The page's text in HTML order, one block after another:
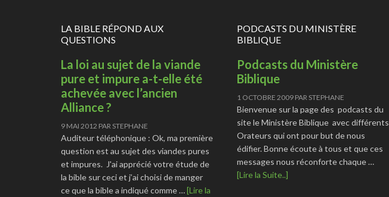
LA BIBLE RÉPOND AUX
QUESTIONS
La loi au sujet de la viande
pure et impure a-t-elle été
achevée avec l’ancien
Alliance ?
9 MAI 2012 PAR STEPHANE
Auditeur téléphonique : Ok, ma première
question est au sujet des viandes pures
et impures. J'ai apprécié votre étude de
la bible sur ceci et j’ai choisi de manger
ce que la bible a indiqué comme …[Lire la
PODCASTS DU MINISTÈRE
BIBLIQUE
Podcasts du Ministère
Biblique
1 OCTOBRE 2009 PAR STEPHANE
Bienvenue sur la page des podcasts du
site le Ministère Biblique avec différents
Orateurs qui ont pour but de nous
édifier. Bonne écoute à tous et que ces
messages nous réconforte chaque …
[Lire la Suite..]